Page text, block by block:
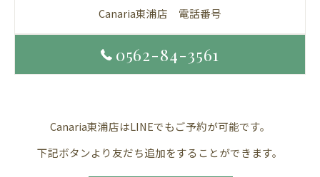
Canaria東浦店 電話番号
0562-84-3561
Canaria東浦店はLINEでもご予約が可能です。
下記ボタンより友だち追加をすることができます。